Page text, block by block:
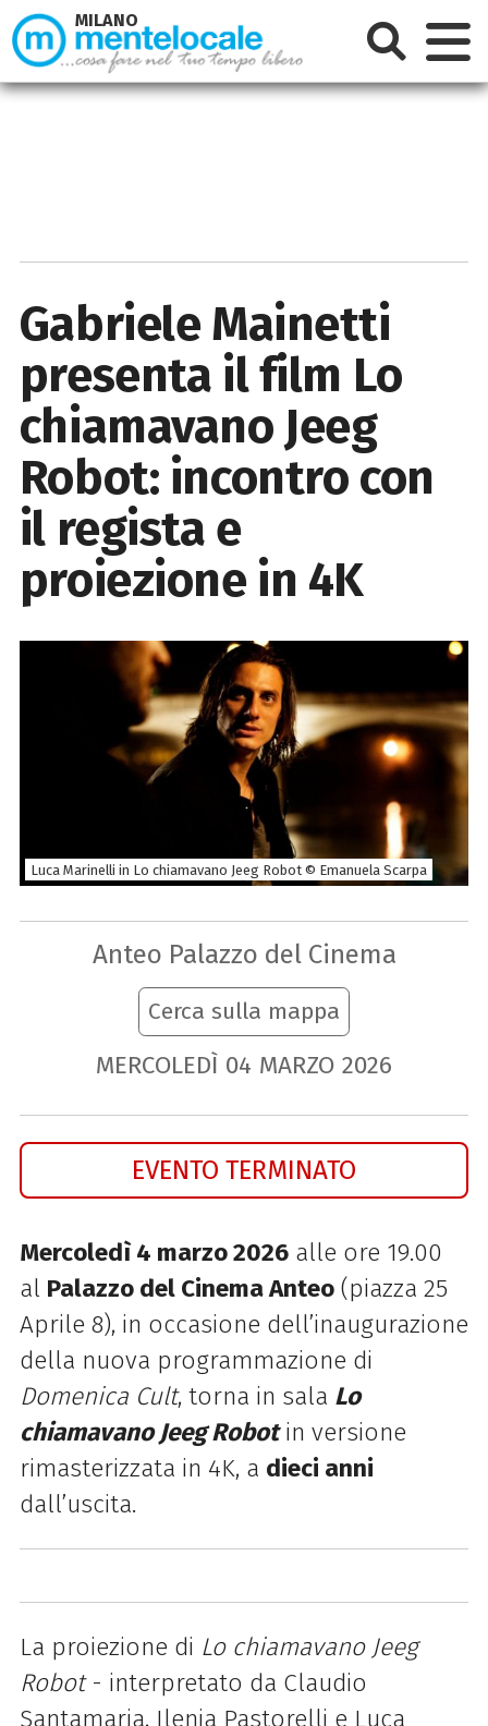
Gabriele Mainetti
presenta il film Lo
chiamavano Jeeg
Robot: incontro con
il regista e
proiezione in 4K
Luca Marinelli in Lo chiamavano Jeeg Robot © Emanuela Scarpa
Anteo Palazzo del Cinema
Cerca sulla mappa
MERCOLEDÌ 04 MARZO 2026
EVENTO TERMINATO
Mercoledì 4 marzo 2026alle ore 19.00
al Palazzo del Cinema Anteo(piazza 25
Aprile 8), in occasione dell’inaugurazione
della nuova programmazione di
Domenica Cult, torna in sala Lo
chiamavano Jeeg Robotin versione
rimasterizzata in 4K, a dieci anni
dall’uscita.
La proiezione di Lo chiamavano Jeeg
Robot- interpretato da Claudio
Santamaria, Ilenia Pastorelli e Luca
MILANO